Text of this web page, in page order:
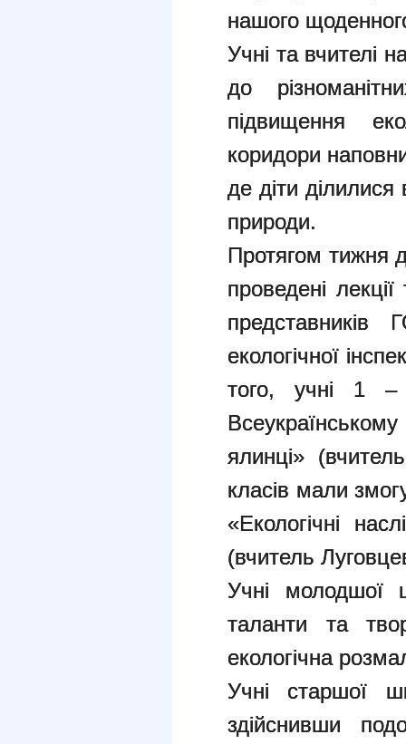
нашого
Учні та вчителі
до
підвищення
коридори
де діти
природи.
Протягом тижня
проведені
представників
екологічної
того, учні 1 –
ялинці»
класів мали
«Екологічні
(вчитель
Учні молодшої
таланти та
екологічна
Учні старшої
здійснивши